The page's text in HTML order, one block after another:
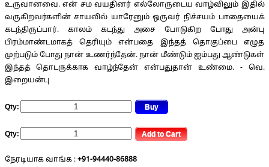
உருவானவை. என் சம வயதினர் எல்லோருடைய வாழ்விலும் இதில்
வருகிறவர்களின் சாயலில் யாரேனும் ஒருவர் நிச்சயம் பாதையைக்
கடந்திருப்பார். காலம் கடந்து அசை போடுகிற போது அன்பு
பிரம்மாண்டமாகத் தெரியும் என்பதை இந்தத் தொகுப்பை எழுத
முற்படும் போது நான் உணர்ந்தேன். நான் மீண்டும் ஐம்பது ஆண்டுகள்
இந்தத் தொடருக்காக வாழ்ந்தேன் என்பதுதான் உண்மை. - வெ.
இறையன்பு
Qty:
Qty:
நேரடியாக வாங்க : +91-94440-86888